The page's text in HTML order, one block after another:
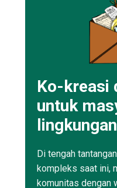
Ko-kreasi
untuk
Di tengah
kompleks saat ini,
komunitas dengan